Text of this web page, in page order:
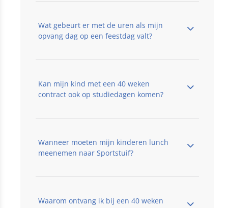
Wat gebeurt er met de uren als mijn
opvang dag op een feestdag valt?
Kan mijn kind met een 40 weken
contract ook op studiedagen komen?
Wanneer moeten mijn kinderen lunch
meenemen naar Sportstuif?
Waarom ontvang ik bij een 40 weken